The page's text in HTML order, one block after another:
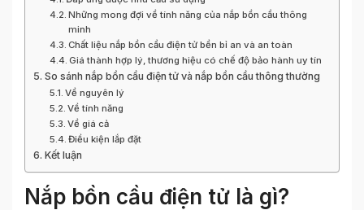
Những mong đợi về tính năng của nắp bồn cầu thông
minh
Chất liệu nắp bồn cầu điện tử bền bỉ an và an toàn
Giá thành hợp lý, thương hiệu có chế độ bảo hành uy tín
So sánh nắp bồn cầu điện tử và nắp bồn cầu thông thường
Về nguyên lý
Về tính năng
Về giá cả
Điều kiện lắp đặt
Kết luận
Nắp bồn cầu điện tử là gì?